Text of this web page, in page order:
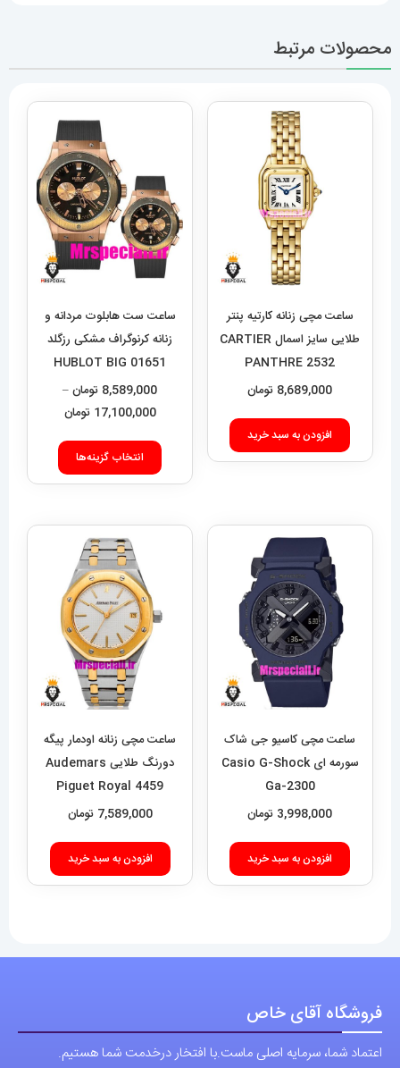
محصولات مرتبط
ساعت مچی زنانه کارتیه پنتر
طلایی سایز اسمال CARTIER
PANTHRE 2532
8,689,000 تومان
افزودن به سبد خرید
ساعت ست هابلوت مردانه و
زنانه کرنوگراف مشکی رزگلد
01651 HUBLOT BIG
BANG
8,589,000 تومان–
17,100,000 تومانمحدوده
تا
انتخاب گزینه‌ها
این
محصول
انواع
ممکن
است
در
صفحه
محصول
شوند
ساعت مچی کاسیو جی شاک
سورمه ای Casio G-Shock
Ga-2300
3,998,000 تومان
افزودن به سبد خرید
ساعت مچی زنانه اودمار پیگه
دورنگ طلایی Audemars
Piguet Royal 4459
7,589,000 تومان
افزودن به سبد خرید
فروشگاه آقای خاص
اعتماد شما، سرمایه اصلی ماست.با افتخار درخدمت شما هستیم.